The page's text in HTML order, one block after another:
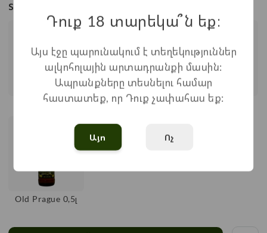
Տեսակներ
Ցորեն 0,5լ Մուգ 0,5լ Old Prague 0,5լ
Old Prague 0,5լ
Դուք 18 տարեկա՞ն եք։
Այս էջը պարունակում է տեղեկություններ
ալկոհոլային արտադրանքի մասին:
Ապրանքները տեսնելու համար
հաստատեք, որ Դուք չափահաս եք:
Այո Ոչ